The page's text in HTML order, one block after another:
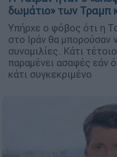
δωμάτιο» των Τραμπ
Υπήρχε ο φόβος ότι η
στο Ιράν θα μπορούσαν
συνομιλίες. Κάτι
παραμένει ασαφές εάν
κάτι συγκεκριμένο